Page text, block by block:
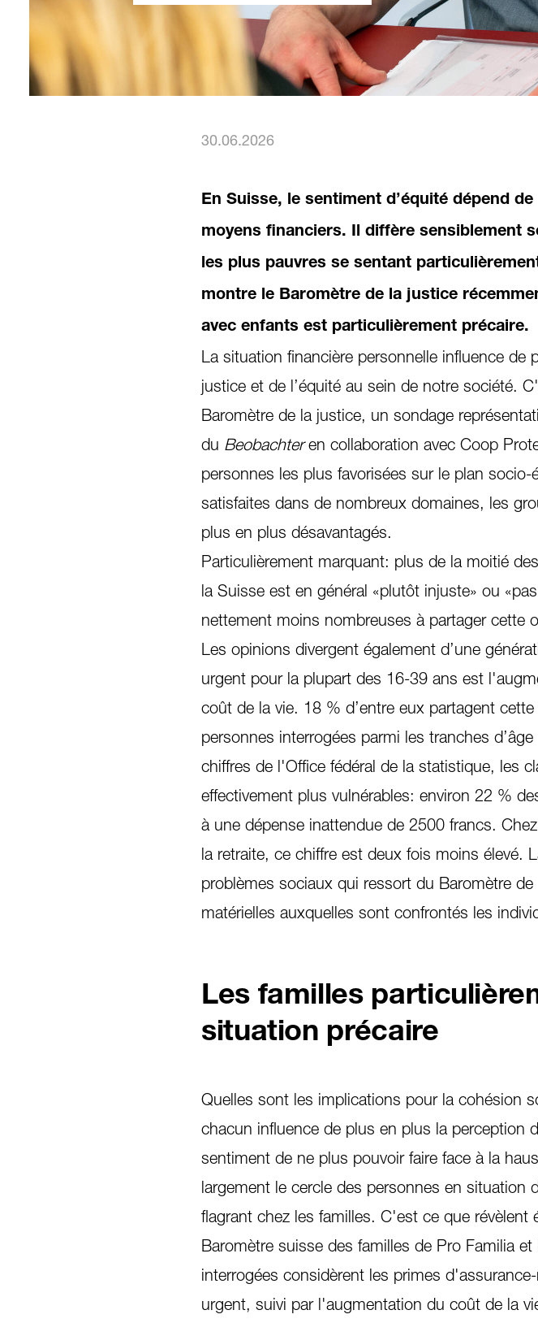
30.06.2026
En Suisse, le sentiment d’équité dépend
moyens financiers. Il diffère sensiblement
les plus pauvres se sentant
montre le Baromètre de la justice
avec enfants est particulièrement précaire.
La situation financière personnelle influence de
justice et de l’équité au sein de notre société.
Baromètre de la justice, un sondage
du Beobachteren collaboration avec Coop
personnes les plus favorisées sur le plan
satisfaites dans de nombreux domaines, les
plus en plus désavantagés.
Particulièrement marquant: plus de la moitié
la Suisse est en général «plutôt injuste» ou
nettement moins nombreuses à partager cette
Les opinions divergent également d’une
urgent pour la plupart des 16-39 ans est
coût de la vie. 18 % d’entre eux partagent
personnes interrogées parmi les tranches
chiffres de l'Office fédéral de la statistique, les
effectivement plus vulnérables: environ 22 %
à une dépense inattendue de 2500 francs.
la retraite, ce chiffre est deux fois moins élevé.
problèmes sociaux qui ressort du Baromètre
matérielles auxquelles sont confrontés les
Les familles
situation précaire
Quelles sont les implications pour la cohésion
chacun influence de plus en plus la perception
sentiment de ne plus pouvoir faire face à la
largement le cercle des personnes en situation
flagrant chez les familles. C'est ce que
Baromètre suisse des familles de Pro Familia
interrogées considèrent les primes
urgent, suivi par l'augmentation du coût de la